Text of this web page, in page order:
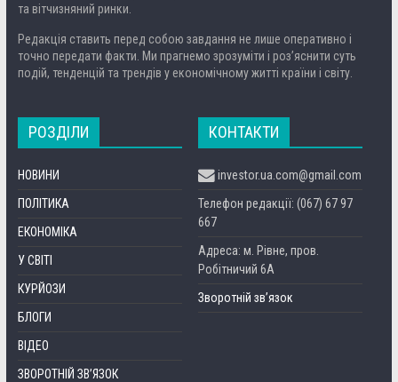
та вітчизняний ринки.
Редакція ставить перед собою завдання не лише оперативно і
точно передати факти. Ми прагнемо зрозуміти і роз’яснити суть
подій, тенденцій та трендів у економічному житті країни і світу.
РОЗДІЛИ
НОВИНИ
ПОЛІТИКА
ЕКОНОМІКА
У СВІТІ
КУРЙОЗИ
БЛОГИ
ВІДЕО
ЗВОРОТНІЙ ЗВ’ЯЗОК
КОНТАКТИ
investor.ua.com@gmail.com
Телефон редакції: (067) 67 97
667
Адреса: м. Рівне, пров.
Робітничий 6А
Зворотній зв’язок